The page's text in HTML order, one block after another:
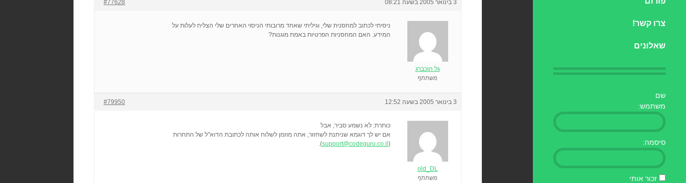
צרו קשר!
שאלונים
שם
משתמש:
סיסמה:
זכור אותי
3 בינואר 2005 בשעה 08:21 #77628
גל הוכברג
משתתף
ניסיתי לכתוב למחסנית שלי, וגיליתי שאחד מרובותי הניסוי האחרים שלי הצליח לעלות על
המידע. האם המחסניות הפרטיות באמת מוגנות?
3 בינואר 2005 בשעה 12:52 #79950
old_DL
משתתף
כותרת: לא נשמע סביר, אבל
אם יש לך דוגמא שניתנת לשחזור, אתה מוזמן לשלוח אותה לכתובת הדוא"ל של התחרות
(
support@codeguru.co.il
).